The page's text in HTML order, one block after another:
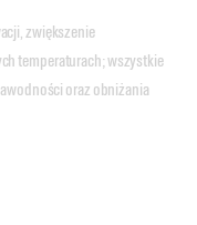
zwiększenie
temperaturach; wszystkie
oraz obniżania